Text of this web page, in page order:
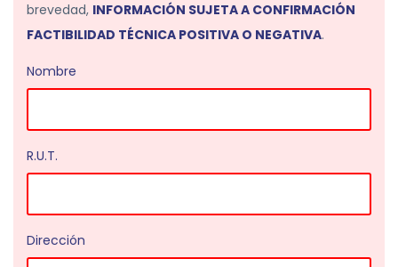
brevedad, INFORMACIÓN SUJETA A CONFIRMACIÓN
FACTIBILIDAD TÉCNICA POSITIVA O NEGATIVA.
Nombre
R.U.T.
Dirección